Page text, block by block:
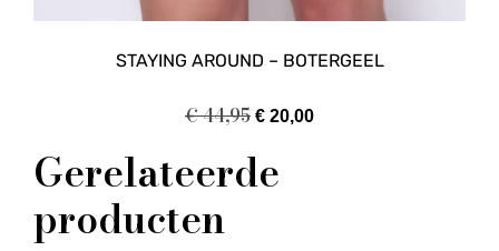
STAYING AROUND – BOTERGEEL
€44,95 € 20,00
Gerelateerde
producten